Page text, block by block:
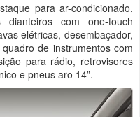
para ar-condicionado,
dianteiros com one-touch
elétricas, desembaçador,
de instrumentos com
para rádio, retrovisores
e pneus aro 14”.